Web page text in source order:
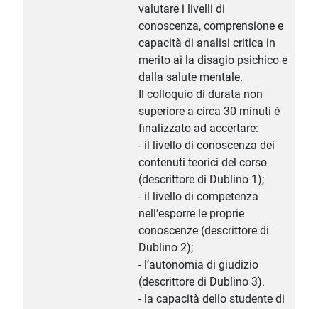
valutare i livelli di
conoscenza, comprensione e
capacità di analisi critica in
merito ai la disagio psichico e
dalla salute mentale.
Il colloquio di durata non
superiore a circa 30 minuti è
finalizzato ad accertare:
- il livello di conoscenza dei
contenuti teorici del corso
(descrittore di Dublino 1);
- il livello di competenza
nell’esporre le proprie
conoscenze (descrittore di
Dublino 2);
- l’autonomia di giudizio
(descrittore di Dublino 3).
- la capacità dello studente di